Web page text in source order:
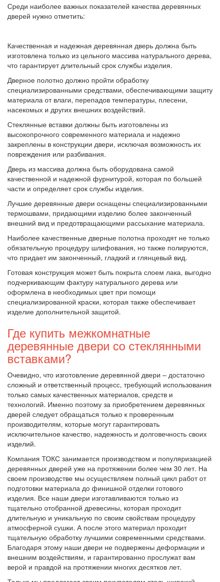
Среди наиболее важных показателей качества деревянных
дверей нужно отметить:
Качественная и надежная деревянная дверь должна быть
изготовлена только из цельного массива натурального дерева,
что гарантирует длительный срок службы изделия.
Дверное полотно должно пройти обработку
специализированными средствами, обеспечивающими защиту
материала от влаги, перепадов температуры, плесени,
насекомых и других внешних воздействий.
Стеклянные вставки должны быть изготовлены из
высокопрочного современного материала и надежно
закреплены в конструкции двери, исключая возможность их
повреждения или разбивания.
Дверь из массива должна быть оборудована самой
качественной и надежной фурнитурой, которая по большей
части и определяет срок службы изделия.
Лучшие деревянные двери оснащены специализированными
термошвами, придающими изделию более законченный
внешний вид и предотвращающими рассыхание материала.
Наиболее качественные дверные полотна проходят не только
обязательную процедуру шлифования, но также полируются,
что придает им законченный, гладкий и глянцевый вид.
Готовая конструкция может быть покрыта слоем лака, выгодно
подчеркивающим фактуру натурального дерева или
оформлена в необходимых цвет при помощи
специализированной краски, которая также обеспечивает
изделие дополнительной защитой.
Где купить межкомнатные
деревянные двери со стеклянными
вставками?
Очевидно, что изготовление деревянной двери – достаточно
сложный и ответственный процесс, требующий использования
только самых качественных материалов, средств и
технологий. Именно поэтому за приобретением деревянных
дверей следует обращаться только к проверенным
производителям, которые могут гарантировать
исключительное качество, надежность и долговечность своих
изделий.
Компания ТОКС занимается производством и популяризацией
деревянных дверей уже на протяжении более чем 30 лет. На
своем производстве мы осуществляем полный цикл работ от
подготовки материала до финишной отделки готового
изделия. Все наши двери изготавливаются только из
тщательно отобранной древесины, которая проходит
длительную и уникальную по своим свойствам процедуру
атмосферной сушки. А после этого материал проходит
тщательную обработку лучшими современными средствами.
Благодаря этому наши двери не подвержены деформации и
внешним воздействиям, и гарантированно прослужат вам
верой и правдой на протяжении многих десятков лет.